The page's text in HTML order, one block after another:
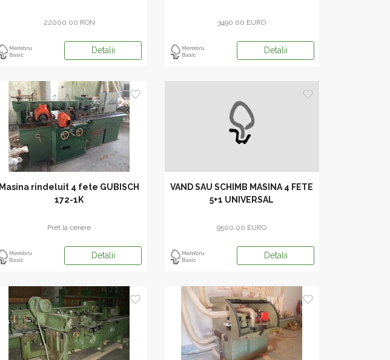
22000.00 RON
Detalii
3490.00 EURO
Detalii
Masina rindeluit 4 fete GUBISCH
172-1K
Pret la cerere
Detalii
VAND SAU SCHIMB MASINA 4 FETE
5+1 UNIVERSAL
9500.00 EURO
Detalii